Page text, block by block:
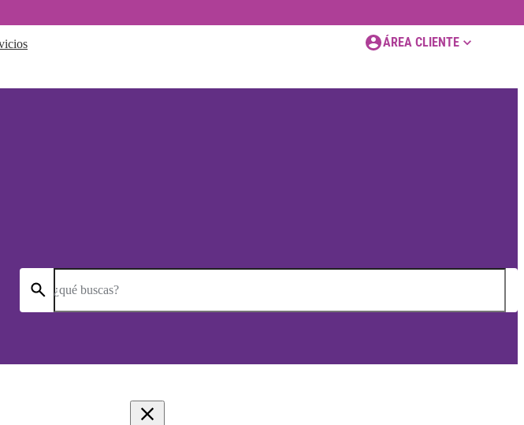
ÁREA CLIENTE
¿qué buscas?